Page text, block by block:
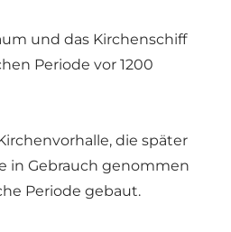
und das Kirchenschiff
Periode vor 1200
die später
in Gebrauch genommen
Periode gebaut.